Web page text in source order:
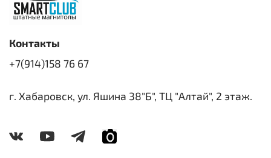
Контакты
+7(914)158 76 67
г. Хабаровск, ул. Яшина 38"Б", ТЦ "Алтай", 2 этаж.